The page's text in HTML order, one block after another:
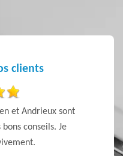
clients
et Andrieux sont
conseils. Je